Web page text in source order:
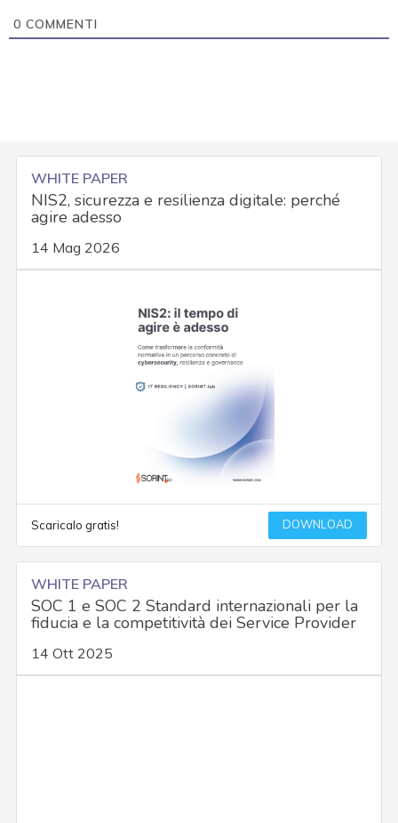
0 COMMENTI
WHITE PAPER
NIS2, sicurezza e resilienza digitale: perché
agire adesso
14 Mag 2026
Scaricalo gratis! DOWNLOAD
WHITE PAPER
SOC 1 e SOC 2 Standard internazionali per la
fiducia e la competitività dei Service Provider
14 Ott 2025